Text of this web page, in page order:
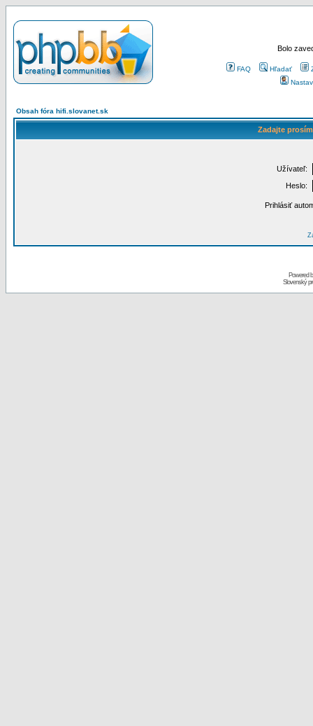
Bolo
FAQ Hľadať
Obsah fóra hifi.slovanet.sk
Zadajte
Užívateľ:
Heslo:
Prihlásiť
Powered
Slovenský